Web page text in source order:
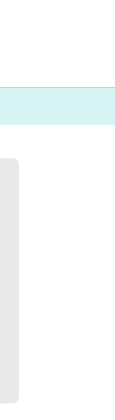
for "LB"